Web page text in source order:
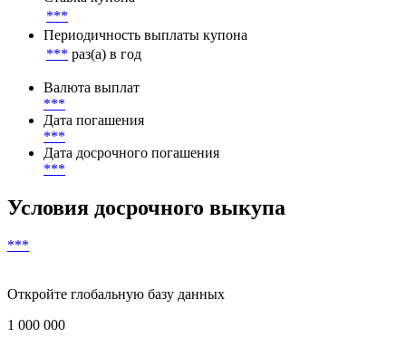
Базовая ставка
***
Ставка купона
Периодичность выплаты купона
*** раз(а) в год
Валюта выплат
***
Дата досрочного погашения